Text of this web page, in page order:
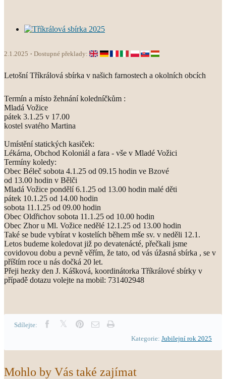
2.1.2025 Dostupné překlady:
Letošní Tříkrálová sbírka v našich farnostech a okolních obcích
Termín a místo žehnání koledníčkům :
Mladá Vožice
pátek 3.1.25 v 17.00
kostel svatého Martina
Umístění statických kasiček:
Lékárna, Obchod Koloniál a fara - vše v Mladé Vožici
Termíny koledy:
Obec Béleč sobota 4.1.25 od 09.15 hodin ve Bzové
od 13.00 hodin v Bělči
Mladá Vožice pondělí 6.1.25 od 13.00 hodin malé děti
pátek 10.1.25 od 14.00 hodin
sobota 11.1.25 od 09.00 hodin
Obec Oldřichov sobota 11.1.25 od 10.00 hodin
Obec Zhor u Ml. Vožice nedělé 12.1.25 od 13.00 hodin
Také se bude vybírat v kostelích během mše sv. v neděli 12.1.
Letos budeme koledovat již po devatenácté, přečkali jsme
covidovou dobu a pevně věřím, že tato, od vás úžasná sbírka , se v
příštím roce u nás dočká 20 let.
Přeji hezky den J. Kášková, koordinátorka Tříkrálové sbírky v
případě dotazu volejte na mobil: 731402948
Sdílejte:
Kategorie: Jubilejní rok 2025
Mohlo by Vás také zajímat